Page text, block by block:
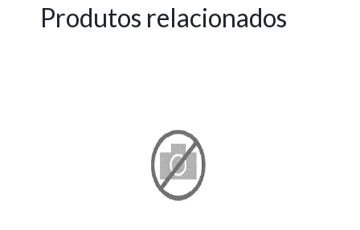
Produtos relacionados